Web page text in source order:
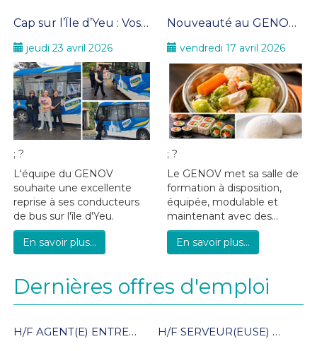
Cap sur l’Île d’Yeu : Vos conductrices sont prêtes pour la saison 2026 !
jeudi 23 avril 2026
; ?
L'équipe du GENOV
souhaite une excellente
reprise à ses conducteurs
de bus sur l'île d'Yeu.
En savoir plus...
Nouveauté au GENOV : repas maison pour vos formations
vendredi 17 avril 2026
; ?
Le GENOV met sa salle de
formation à disposition,
équipée, modulable et
maintenant avec des...
En savoir plus...
Dernières offres d'emploi
H/F AGENT(E) ENTRETIEN - CDD SAISONNIER jusqu'au 30/09/26 - Noirmoutier en l'île H/F SERVEUR(EUSE) - CDD saisonnier jusqu'au 31/08/26 - Noirmoutier en l'île